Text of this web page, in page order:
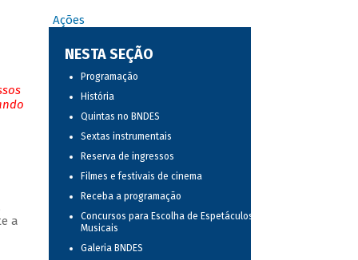
a
Ações
NESTA SEÇÃO
Programação
História
Quintas no BNDES
Sextas instrumentais
Reserva de ingressos
Filmes e festivais de cinema
Receba a programação
Concursos para Escolha de Espetáculos
Musicais
Galeria BNDES